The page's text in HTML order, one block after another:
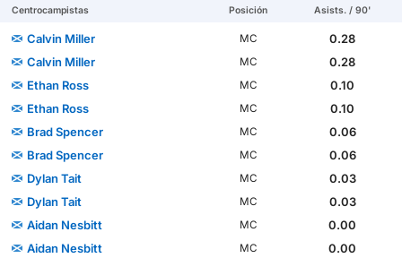
Centrocampistas Posición Asists. / 90'
Calvin Miller MC
0.28
Calvin Miller
MC
0.28
Ethan Ross
MC
0.10
Ethan Ross
MC
0.10
Brad Spencer
MC
0.06
Brad Spencer
MC
0.06
Dylan Tait
MC
0.03
Dylan Tait
MC
0.03
Aidan Nesbitt
MC
0.00
Aidan Nesbitt
MC
0.00